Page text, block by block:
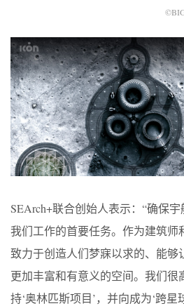
SEArch+联合创始人表示：“确保
我们工作的首要任务。作为建筑师
致力于创造人们梦寐以求的、能够
更加丰富和有意义的空间。我们很
持‘奥林匹斯项目’，并向成为‘跨星